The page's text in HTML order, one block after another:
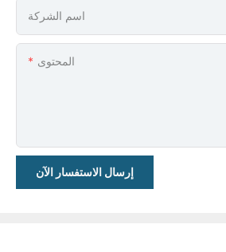
اسم الشركة
المحتوى
إرسال الاستفسار الآن